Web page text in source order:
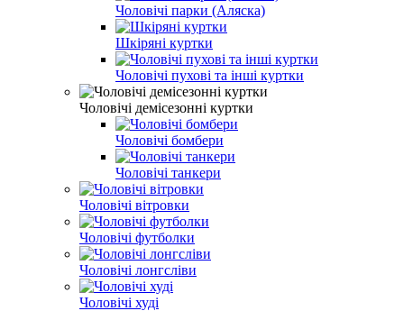
Чоловічі парки (Аляска)
Шкіряні куртки
Чоловічі пухові та інші куртки
Чоловічі демісезонні куртки
Чоловічі бомбери
Чоловічі танкери
Чоловічі вітровки
Чоловічі футболки
Чоловічі лонгсліви
Чоловічі худі